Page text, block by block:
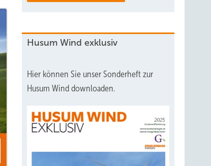
Husum Wind exklusiv
Hier können Sie unser Sonderheft zur
Husum Wind downloaden.